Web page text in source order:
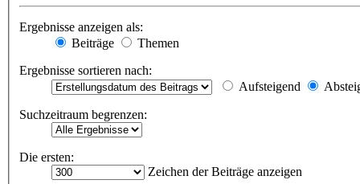
Ergebnisse anzeigen als:
Beiträge
Themen
Ergebnisse sortieren nach:
Aufsteigend
Suchzeitraum begrenzen:
Die ersten:
Zeichen der Beiträge anzeigen